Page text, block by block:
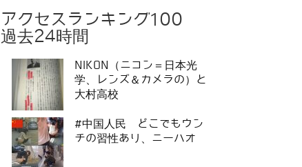
アクセスランキング100
過去24時間
NIKON（ニコン＝日本光
学、レンズ＆カメラの）と
大村高校
#中国人民 どこでもウン
チの習性あり、ニーハオ